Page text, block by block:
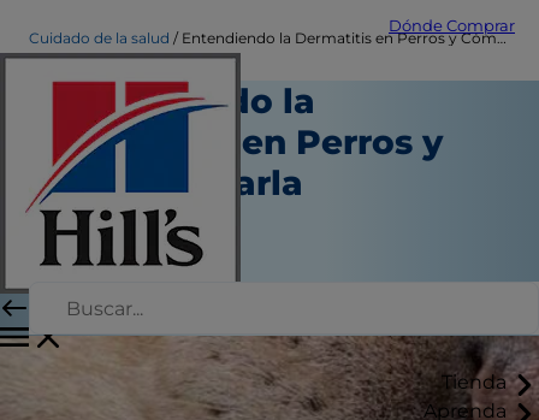
Dónde Comprar
Tienda
Aprenda
Cuidado de la salud Entendiendo la Dermatitis en Perros y Cómo Aliviarla
Entendiendo la
Dermatitis en Perros y
Cómo Aliviarla
Salud
Autor del personal
|
Marzo 26, 2025